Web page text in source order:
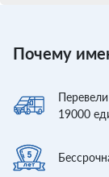
Почему
Перевели
19000